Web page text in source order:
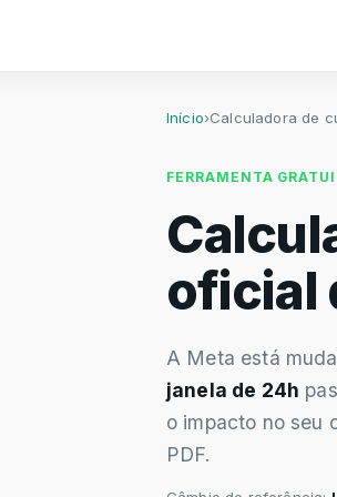
Início›Calculadora de
FERRAMENTA
oficial
A Meta está
janela de 24h
o impacto no seu
PDF.